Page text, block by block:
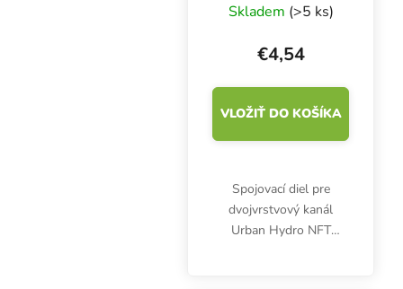
NFT 100x80 mm
Skladem (>5 ks)
€4,54
VLOŽIŤ DO KOŠÍKA
Spojovací diel pre
dvojvrstvový kanál
Urban Hydro NFT